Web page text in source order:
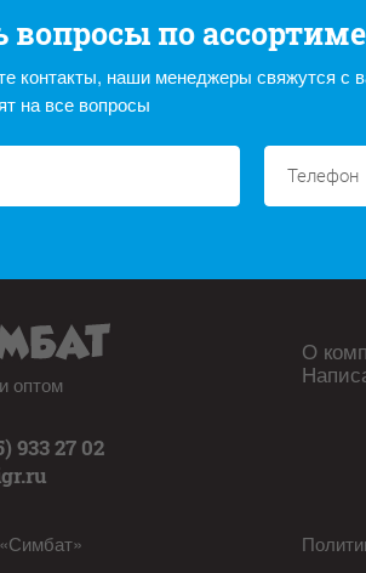
вопросы по
контакты, наши менеджеры свяжутся с
на все вопросы
оптом
933 27 02
О